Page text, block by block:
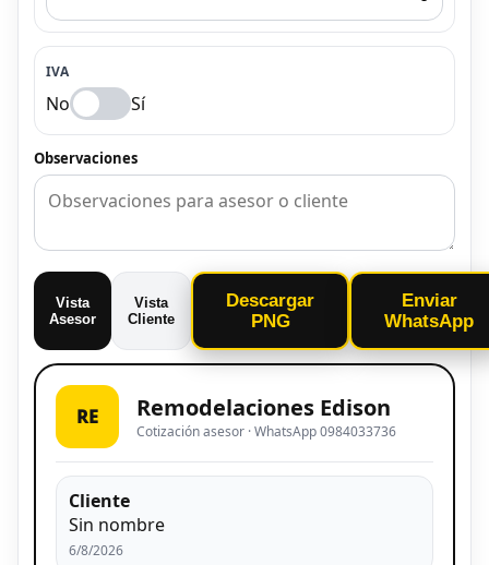
IVA
No Sí
Observaciones
Vista
Asesor
Vista
Cliente
Descargar
PNG
Enviar
WhatsApp
RE Remodelaciones Edison
Cotización asesor · WhatsApp 0984033736
Cliente
Sin nombre
6/8/2026